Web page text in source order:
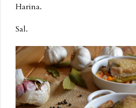
Harina.
Sal.